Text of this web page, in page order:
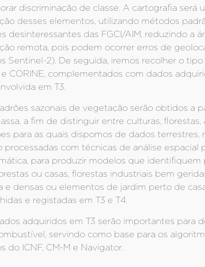
discriminação de classe. A cartografia
desses elementos, utilizando métodos
desinteressantes das FGCI/AIM, reduzindo a
remota, pois podem ocorrer erros de
Sentinel-2). De seguida, iremos recolher o
e CORINE, complementados com dados
em T3.
sazonais de vegetação serão obtidos a
a fim de distinguir entre culturas,
para as quais dispomos de dados
processadas com técnicas de análise
para produzir modelos que
ou casas, florestas industriais bem
e densas ou elementos de jardim perto de
e registadas em T3 e T4.
adquiridos em T3 serão importantes para
servindo como base para os
do ICNF, CM-M e Navigator.